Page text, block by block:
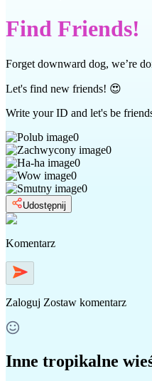
Find Friends!
Forget downward dog, we’re
Let's find new friends! 😍
Write your ID and let's be
0
0
0
0
0
Udostępnij
Komentarz
Zaloguj Zostaw komentarz
Inne tropikalne